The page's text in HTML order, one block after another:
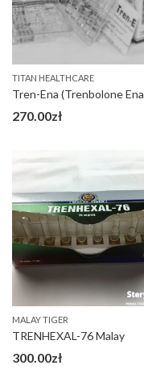
TITAN HEALTHCARE
270.00zł
MALAY TIGER
TRENHEXAL-76 Malay
300.00zł